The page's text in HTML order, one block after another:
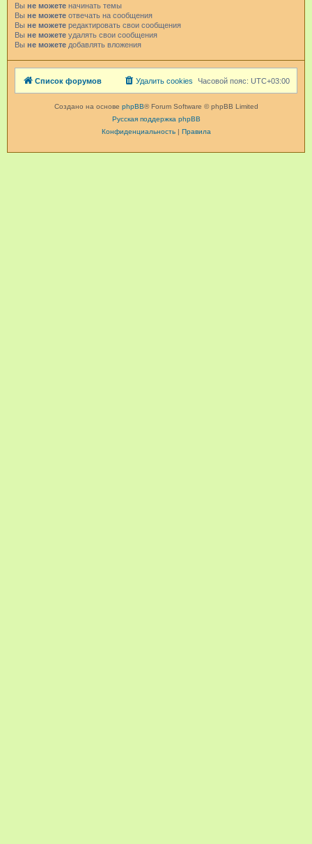
Вы не можете начинать темы
Вы не можете отвечать на сообщения
Вы не можете редактировать свои сообщения
Вы не можете удалять свои сообщения
Вы не можете добавлять вложения
Список форумов Часовой пояс: UTC+03:00
Удалить cookies
Создано на основе phpBB® Forum Software © phpBB Limited
Русская поддержка phpBB
Конфиденциальность| Правила